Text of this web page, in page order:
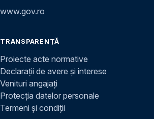
www.gov.ro
TRANSPARENȚĂ
Proiecte acte normative
Declarații de avere și interese
Venituri angajați
Protecția datelor personale
Termeni și condiții